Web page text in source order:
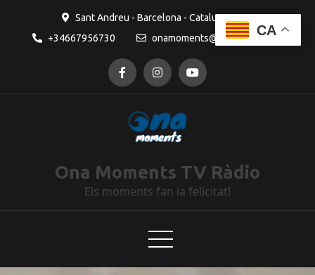
Sant Andreu - Barcelona - Catalunya
+34667956730
onamoments@gmail.com
Ona Moments TV Ràdio
Els moments fan la felicitat!
CA